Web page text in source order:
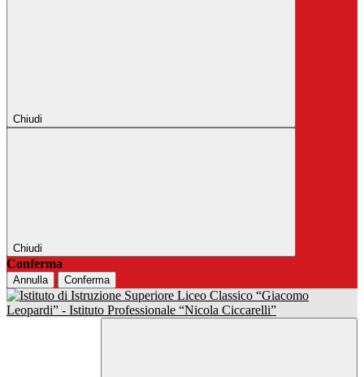
Chiudi
Chiudi
Conferma
Annulla Conferma